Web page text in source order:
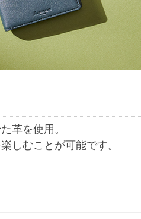
革を使用。
しむことが可能です。